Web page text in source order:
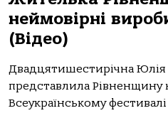
неймовірні
(Відео)
Двадцятишестирічна Юлія
представлила
Всеукраїнському